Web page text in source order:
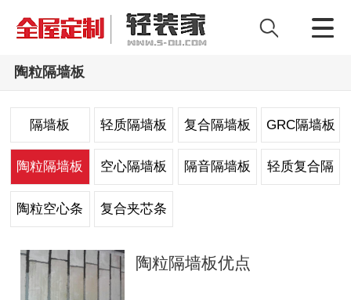
陶粒隔墙板
隔墙板 轻质隔墙板 复合隔墙板 GRC隔墙板
陶粒隔墙板 空心隔墙板 隔音隔墙板 轻质复合隔
陶粒空心条 复合夹芯条
陶粒隔墙板优点